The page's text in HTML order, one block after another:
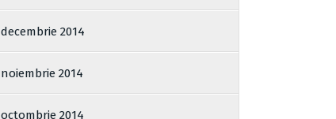
decembrie 2014
noiembrie 2014
octombrie 2014